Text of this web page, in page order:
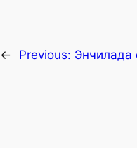
← Previous: Энчилада